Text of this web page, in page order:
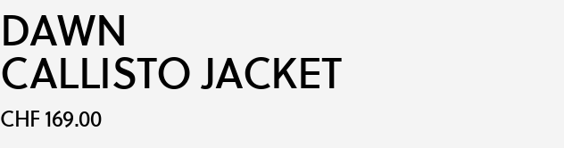
DAWN
CALLISTO JACKET
CHF 169.00